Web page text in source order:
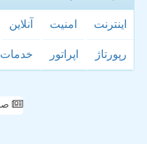
اینترنت امنیت آنلاین
رپورتاژ اپراتور خدمات